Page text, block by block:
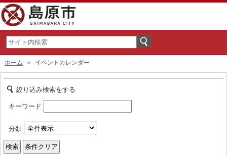
ホーム ＞ イベントカレンダー
絞り込み検索をする
キーワード
分類